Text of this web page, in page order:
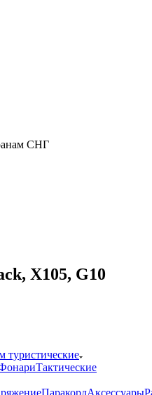
СНГ
X105, G10
Тактические
ПаракордАксессуары